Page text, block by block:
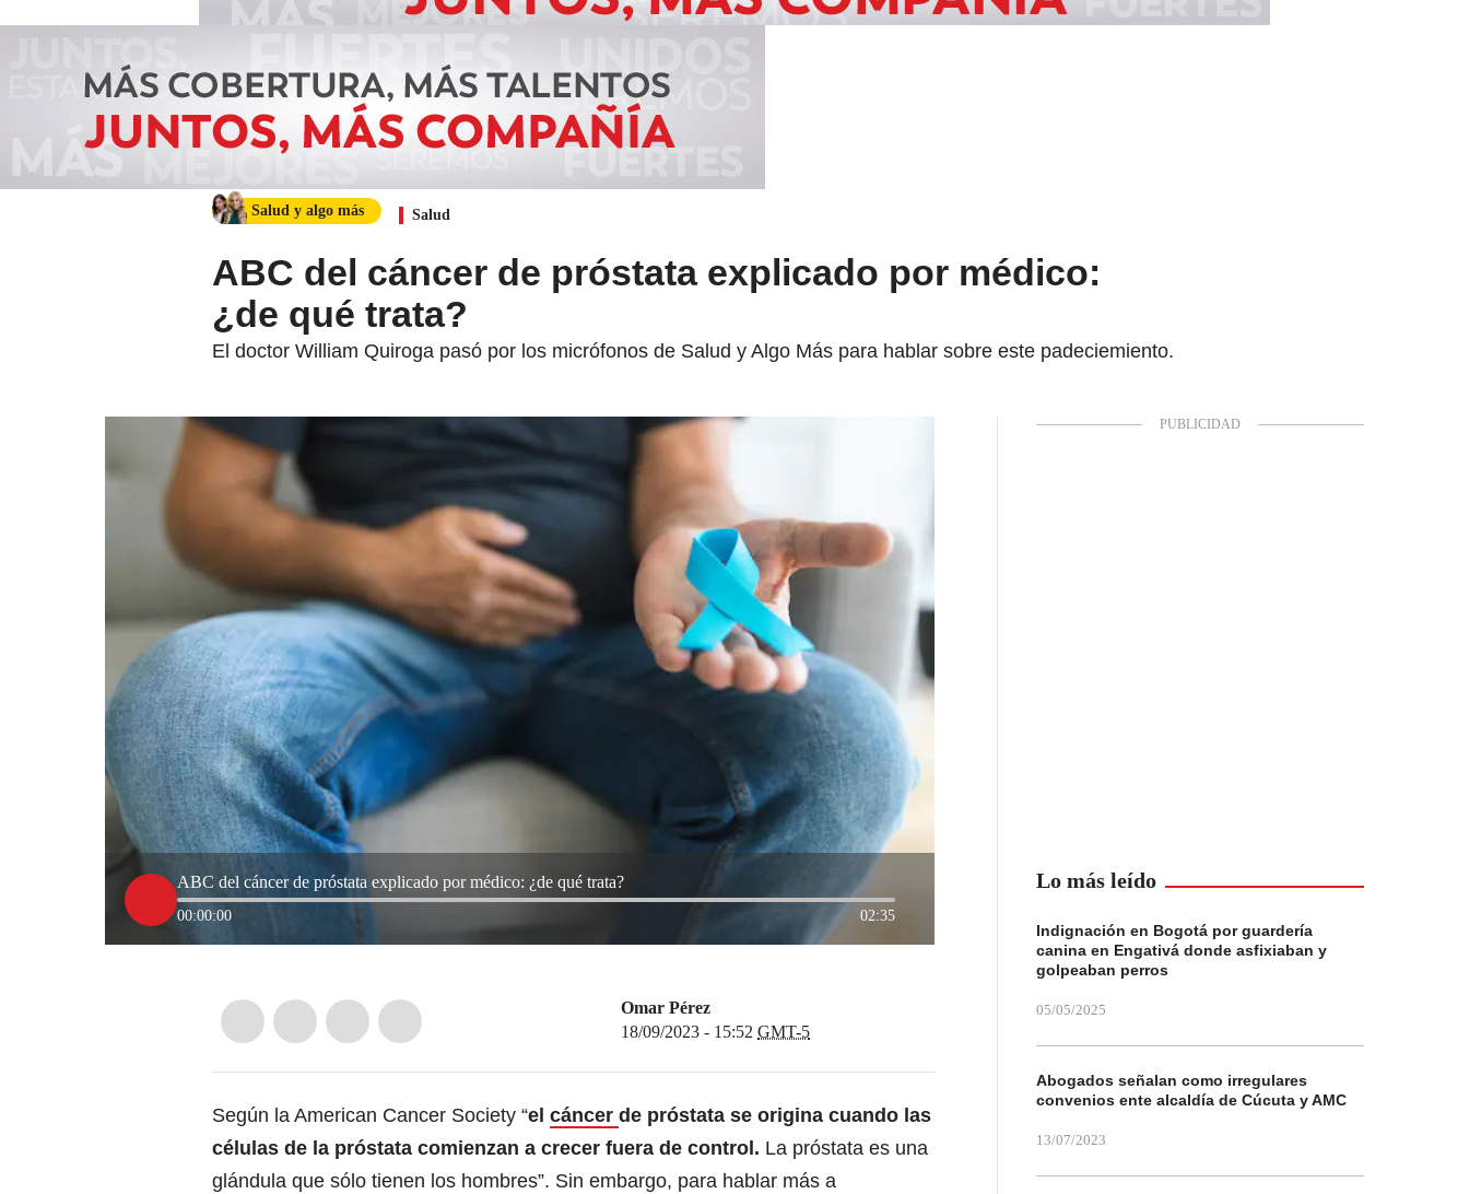
Salud y algo más Salud
ABC del cáncer de próstata explicado por médico:
¿de qué trata?
El doctor William Quiroga pasó por los micrófonos de Salud y Algo Más para hablar sobre este padeciemiento.
ABC del cáncer de próstata explicado por médico: ¿de qué trata?
00:00:00 02:35
Omar Pérez
18/09/2023 - 15:52 GMT-5
Según la American Cancer Society “el cáncer de próstata se origina cuando las
células de la próstata comienzan a crecer fuera de control. La próstata es una
glándula que sólo tienen los hombres”. Sin embargo, para hablar más a
Lo más leído
Indignación en Bogotá por guardería
canina en Engativá donde asfixiaban y
golpeaban perros
05/05/2025
Abogados señalan como irregulares
convenios ente alcaldía de Cúcuta y AMC
13/07/2023